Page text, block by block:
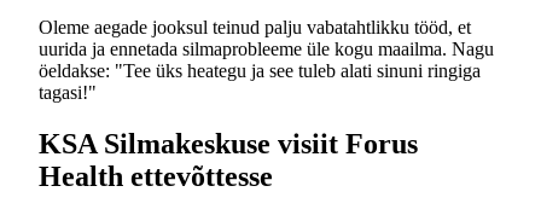
Oleme aegade jooksul teinud palju vabatahtlikku tööd, et
uurida ja ennetada silmaprobleeme üle kogu maailma. Nagu
öeldakse: "Tee üks heategu ja see tuleb alati sinuni ringiga
tagasi!"
KSA Silmakeskuse visiit Forus
Health ettevõttesse